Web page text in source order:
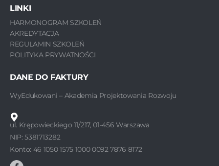
DANE DO FAKTURY
WyEdukowani – Akademia Projektowania Rozwoju
ul. Krępowieckiego 11/217, 01-456 Warszawa
NIP: 5381713282
Konto: 46 1050 1575 1000 0092 7876 8172
LINKI
HARMONOGRAM SZKOLEŃ
AKREDYTACJA
REGULAMIN SZKOLEŃ
POLITYKA PRYWATNOŚCI